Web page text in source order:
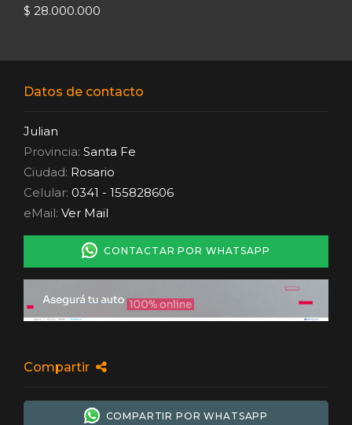
$ 28.000.000
Datos de contacto
Julian
Provincia: Santa Fe
Ciudad: Rosario
Celular: 0341 - 155828606
eMail: Ver Mail
CONTACTAR POR WHATSAPP
Compartir
COMPARTIR POR WHATSAPP